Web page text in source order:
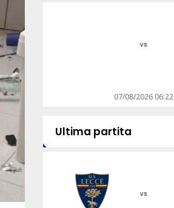
vs
07/08/2026 06:22
Ultima partita
vs